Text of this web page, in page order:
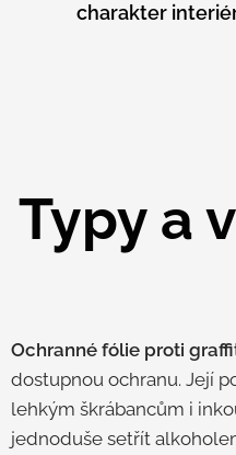
charakter
Typy a
Ochranné fólie proti
dostupnou ochranu. Její
lehkým škrábancům i
jednoduše setřít